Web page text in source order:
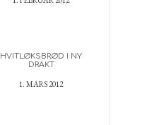
HVITLØKSBRØD I NY
DRAKT
1. MARS 2012